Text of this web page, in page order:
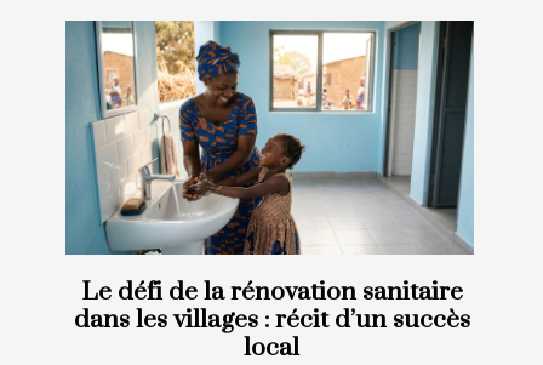
Le défi de la rénovation sanitaire
dans les villages : récit d’un succès
local